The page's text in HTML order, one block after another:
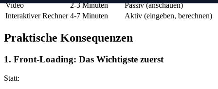
Video
2-3 Minuten
Passiv (anschauen)
Interaktiver Rechner 4-7 Minuten Aktiv (eingeben, berechnen)
Praktische Konsequenzen
1. Front-Loading: Das Wichtigste zuerst
Statt: